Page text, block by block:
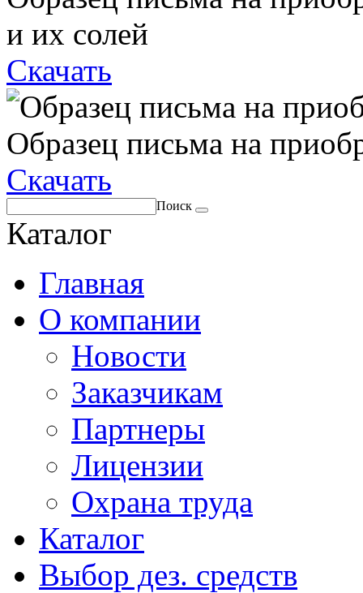
и их солей
Скачать
Образец письма на
Скачать
Поиск
Каталог
Главная
О компании
Новости
Заказчикам
Партнеры
Лицензии
Охрана труда
Каталог
Выбор дез. средств